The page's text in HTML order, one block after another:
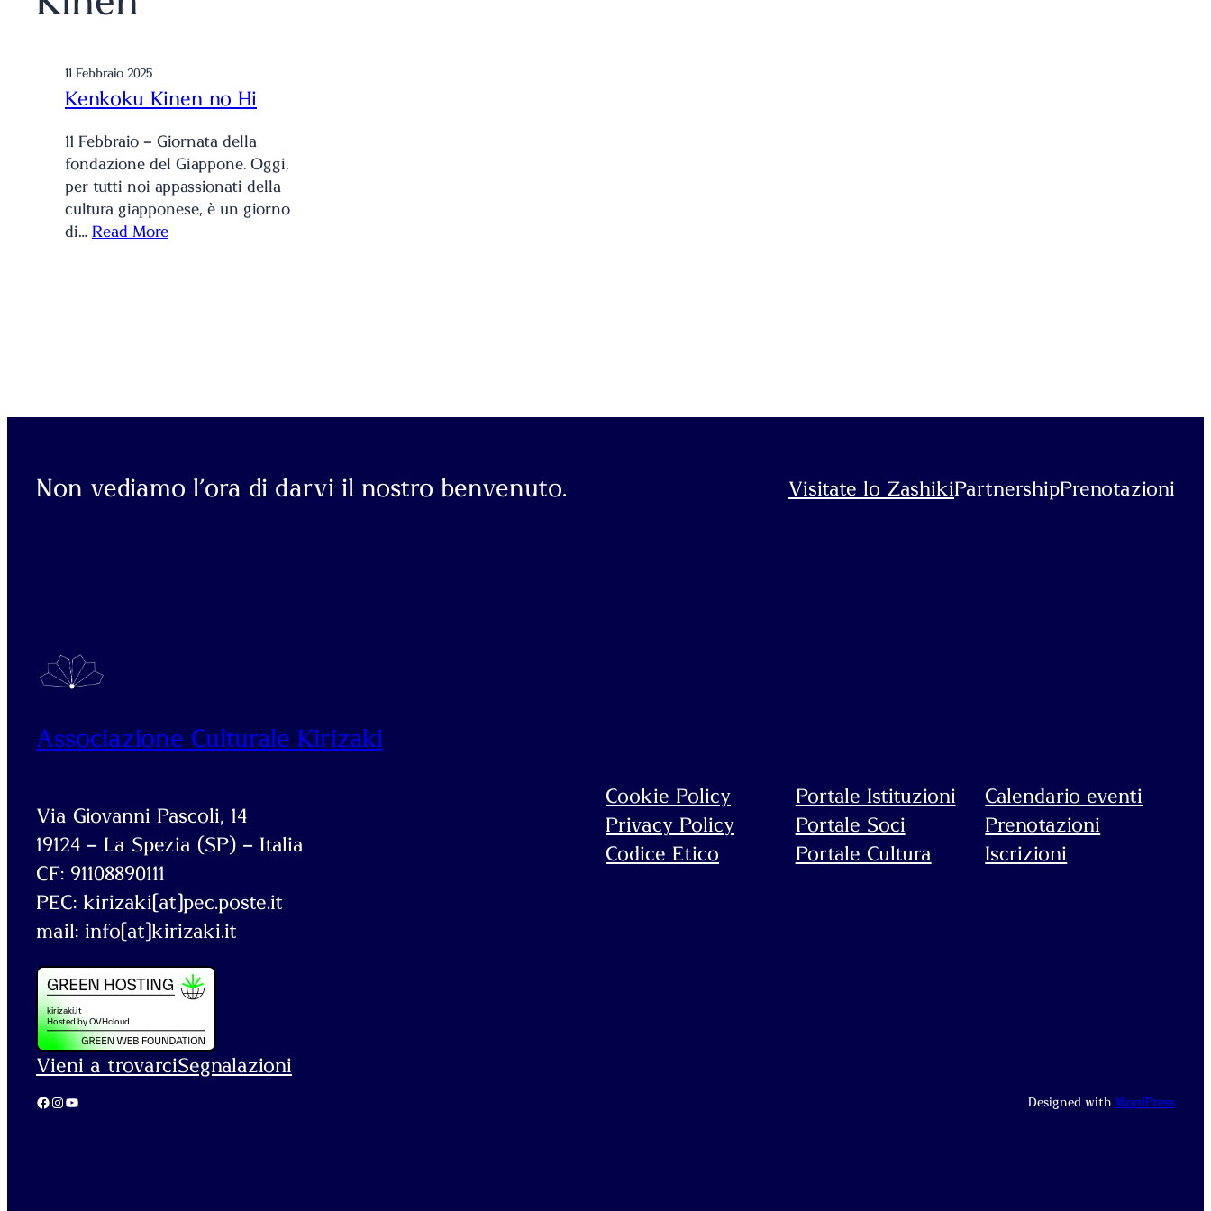
11 Febbraio 2025
Kenkoku Kinen no Hi
11 Febbraio – Giornata della
fondazione del Giappone. Oggi,
per tutti noi appassionati della
cultura giapponese, è un giorno
di… Read More
Non vediamo l’ora di darvi il nostro benvenuto. Visitate lo ZashikiPartnershipPrenotazioni
Associazione Culturale Kirizaki
Via Giovanni Pascoli, 14
19124 – La Spezia (SP) – Italia
CF: 91108890111
PEC: kirizaki[at]pec.poste.it
mail: info[at]kirizaki.it
Vieni a trovarciSegnalazioni
Cookie Policy
Privacy Policy
Codice Etico
Portale Istituzioni
Portale Soci
Portale Cultura
Calendario eventi
Prenotazioni
Iscrizioni
Facebook
Instagram
YouTube Designed with WordPress